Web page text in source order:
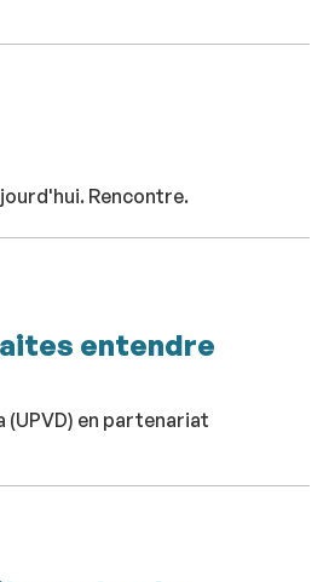
Rencontre.
entendre
en partenariat